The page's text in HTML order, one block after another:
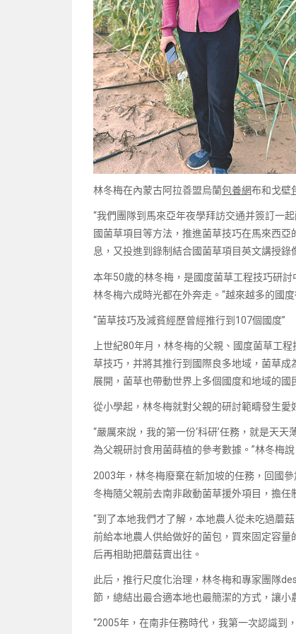
林冬梅在內蒙古阿拉善盟烏蘭包養網布和戈壁
“我們團隊到馬來亞年夜學拜訪交通并簽訂一
國菌草項目等方法，推進菌草技巧在馬來西
息，又投進到錄制結合國菌草項目英文講授錄
本年50歲的林冬梅，是國度菌草工程技巧研
林冬梅六成時光都在外奔走。“越來越多的國
“菌草技巧及減貧經歷曾經推行到107個國度”
上世紀80年月，林冬梅的父親、國度菌草工
草技巧，并將其推行到國際良多地域，菌草成
展開，菌草也帶動世界上多個國度和地域的國
從小學起，林冬梅就對父親的研討範疇發生愛
“嚴厲來說，我的第一份‘科研’任務，就是天
為父親研討食用菌蒔植的參考數據。”林冬梅說
2003年，林冬梅廢棄在新加坡的任務，回國
冬梅隨父親前去南非啟動菌草援外項目，擔
“到了本地我們才了解，本地農人從未吃過蘑
前給本地農人供給做好的菌包，買來固定容
后再相助把蘑菇賣出往。
此后，推行尺度化治理，林冬梅和專家團隊
節，總結出最合適本地也最簡潔的方式，讓小
“2005年，在南非任務時代，我第一次認識到